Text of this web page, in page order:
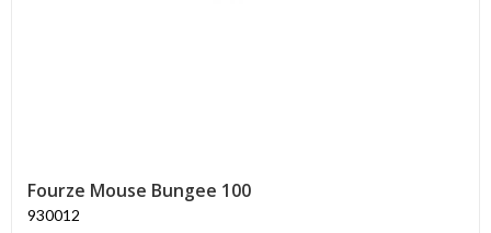
Fourze Mouse Bungee 100
930012